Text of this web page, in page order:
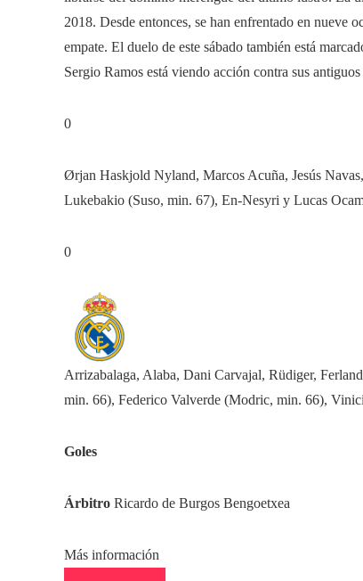
2018. Desde entonces, se han enfrentado en nueve
empate. El duelo de este sábado también está
Sergio Ramos está viendo acción contra sus
0
Ørjan Haskjold Nyland, Marcos Acuña, Jesús
Lukebakio (Suso, min. 67), En-Nesyri y Lucas
0
Arrizabalaga, Alaba, Dani Carvajal, Rüdiger,
min. 66), Federico Valverde (Modric, min. 66),
Goles
Árbitro Ricardo de Burgos Bengoetxea
Más información